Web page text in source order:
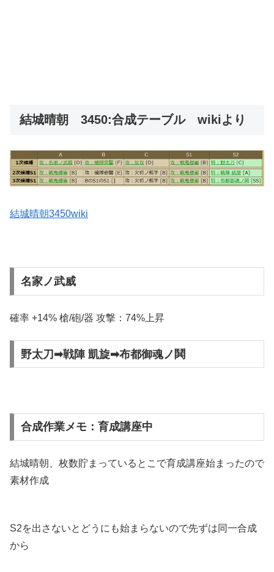
結城晴朝 3450:合成テーブル wikiより
結城晴朝3450wiki
名家ノ武威
確率 +14% 槍/砲/器 攻撃：74%上昇
野太刀➡戦陣 凱旋➡布都御魂ノ鬨
合成作業メモ：育成講座中
結城晴朝、枚数貯まっているとこで育成講座始まったので
素材作成
S2を出さないとどうにも始まらないので先ずは同一合成
から